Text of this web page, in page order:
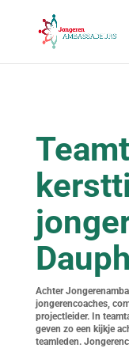
Achter
jongerencoaches,
projectleider. In
geven zo een kijkje
teamleden.